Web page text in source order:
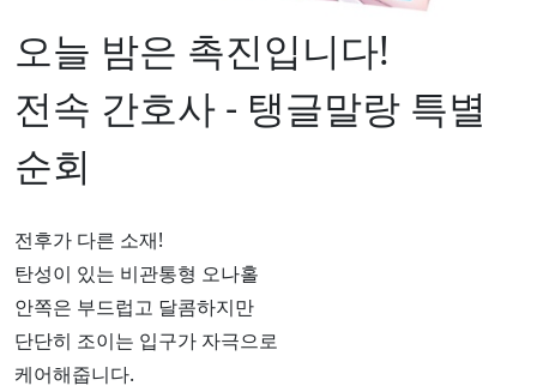
오늘 밤은 촉진입니다!
전속 간호사 - 탱글말랑 특별
순회
전후가 다른 소재!
탄성이 있는 비관통형 오나홀
안쪽은 부드럽고 달콤하지만
단단히 조이는 입구가 자극으로
케어해줍니다.